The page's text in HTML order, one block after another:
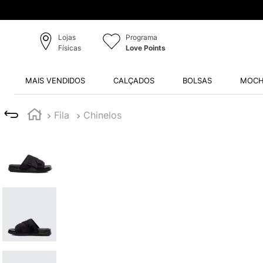
Lojas
Físicas
Programa
Love Points
MAIS VENDIDOS CALÇADOS BOLSAS
Fila Chinelos